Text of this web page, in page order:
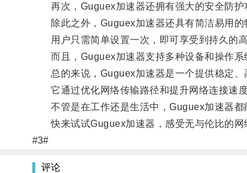
再次，Guguex加速器还拥有强大的安全防护
除此之外，Guguex加速器还具有简洁易用的
用户只需简单设置一次，即可享受到持久的高
而且，Guguex加速器支持多种设备和操作系
总的来说，Guguex加速器是一个提供稳定、
它通过优化网络传输路径和提升网络连接速度
不管是在工作还是生活中，Guguex加速器都
快来试试Guguex加速器，感受无与伦比的网
#3#
评论